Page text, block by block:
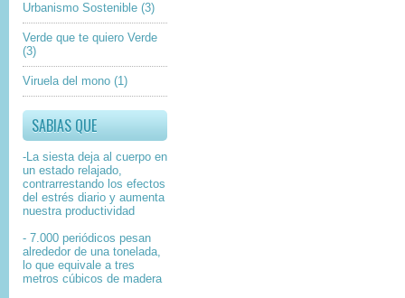
Urbanismo Sostenible (3)
Verde que te quiero Verde
(3)
Viruela del mono (1)
SABIAS QUE
-La siesta deja al cuerpo en
un estado relajado,
contrarrestando los efectos
del estrés diario y aumenta
nuestra productividad
- 7.000 periódicos pesan
alrededor de una tonelada,
lo que equivale a tres
metros cúbicos de madera